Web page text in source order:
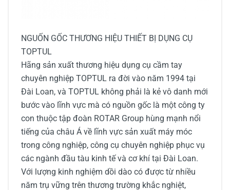
NGUỐN GỐC THƯƠNG HIỆU THIẾT BỊ DỤNG CỤ
TOPTUL
Hãng sản xuất thương hiệu dụng cụ cầm tay
chuyên nghiệp TOPTUL ra đời vào năm 1994 tại
Đài Loan, và TOPTUL không phải là kẻ vô danh mới
bước vào lĩnh vực mà có nguồn gốc là một công ty
con thuộc tập đoàn ROTAR Group hùng mạnh nổi
tiếng của châu Á về lĩnh vực sản xuất máy móc
trong công nghiệp, công cụ chuyên nghiệp phục vụ
các ngành đầu tàu kinh tế và cơ khí tại Đài Loan.
Với lượng kinh nghiệm dồi dào có được từ nhiều
năm trụ vững trên thương trường khắc nghiệt,